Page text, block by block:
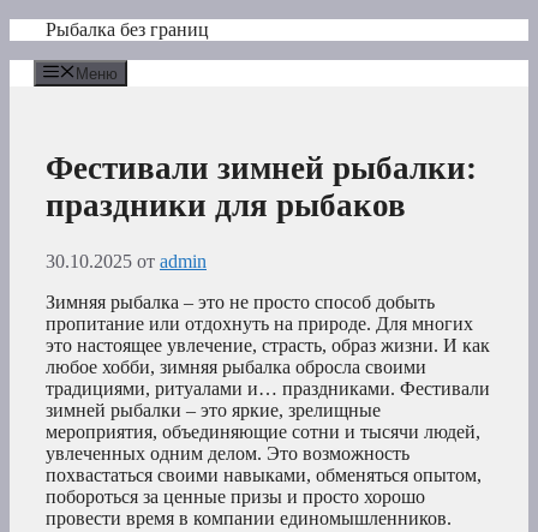
Перейти
содержимому
Рыбалка без границ
Меню
Фестивали зимней рыбалки:
праздники для рыбаков
30.10.2025 от admin
Зимняя рыбалка – это не просто способ добыть
пропитание или отдохнуть на природе. Для многих
это настоящее увлечение, страсть, образ жизни. И как
любое хобби, зимняя рыбалка обросла своими
традициями, ритуалами и… праздниками. Фестивали
зимней рыбалки – это яркие, зрелищные
мероприятия, объединяющие сотни и тысячи людей,
увлеченных одним делом. Это возможность
похвастаться своими навыками, обменяться опытом,
побороться за ценные призы и просто хорошо
провести время в компании единомышленников.